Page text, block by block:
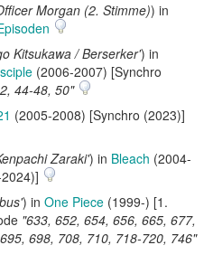
Morgan (2. Stimme)) in
Kitsukawa / Berserker') in
(2006-2007) [Synchro
44-48, 50"
(2005-2008) [Synchro (2023)]
Zaraki') in Bleach (2004-
) in One Piece (1999-) [1.
"633, 652, 654, 656, 665, 677,
698, 708, 710, 718-720, 746"